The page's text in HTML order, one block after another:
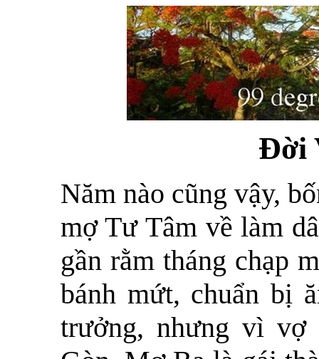
Đời
Năm nào cũng vậy,
mợ Tư Tâm về làm
gần rằm tháng chạp
bánh mứt, chuẩn bị
trưởng, nhưng vì vợ